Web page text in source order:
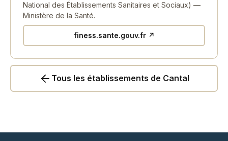
National des Établissements Sanitaires et Sociaux) —
Ministère de la Santé.
finess.sante.gouv.fr ↗
Tous les établissements de Cantal